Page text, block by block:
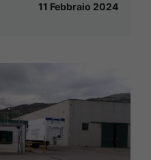
11 Febbraio 2024